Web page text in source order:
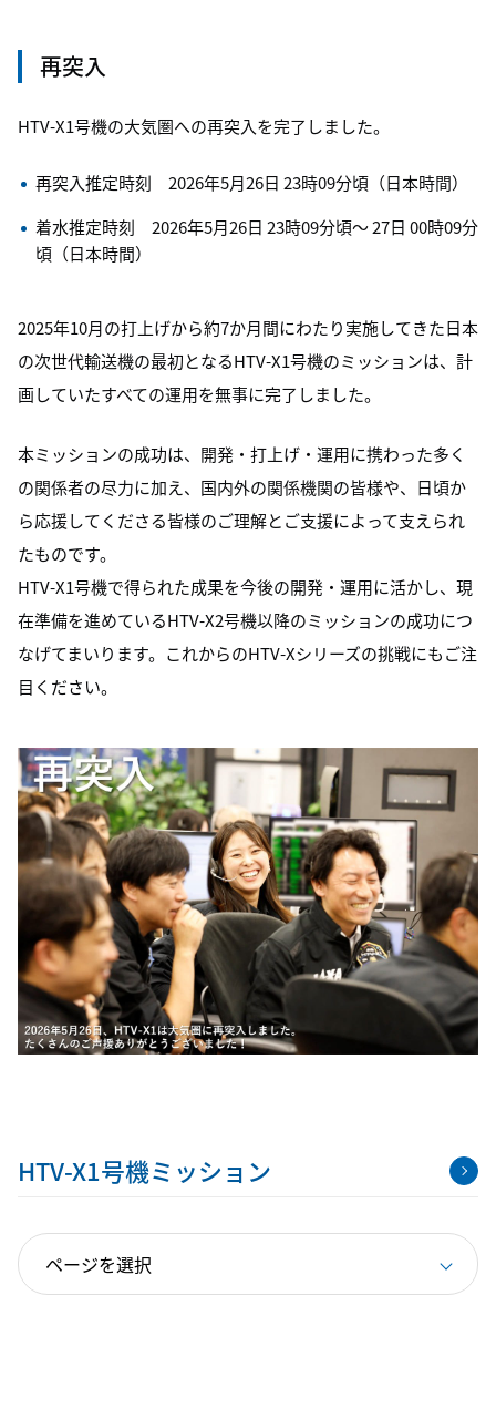
再突入
HTV-X1号機の大気圏への再突入を完了しました。
再突入推定時刻 2026年5月26日 23時09分頃（日本時間）
着水推定時刻 2026年5月26日 23時09分頃～ 27日 00時09分
頃（日本時間）
2025年10月の打上げから約7か月間にわたり実施してきた日本
の次世代輸送機の最初となるHTV-X1号機のミッションは、計
画していたすべての運用を無事に完了しました。
本ミッションの成功は、開発・打上げ・運用に携わった多く
の関係者の尽力に加え、国内外の関係機関の皆様や、日頃か
ら応援してくださる皆様のご理解とご支援によって支えられ
たものです。
HTV-X1号機で得られた成果を今後の開発・運用に活かし、現
在準備を進めているHTV-X2号機以降のミッションの成功につ
なげてまいります。これからのHTV-Xシリーズの挑戦にもご注
目ください。
HTV-X1号機ミッション